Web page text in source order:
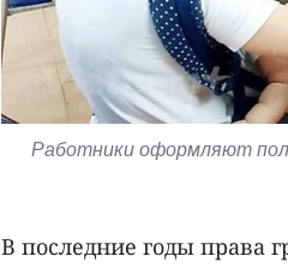
Работники оформляют
В последние годы права